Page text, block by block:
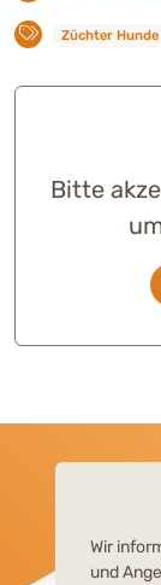
Züchter Hunde
Bitte
Wir
und